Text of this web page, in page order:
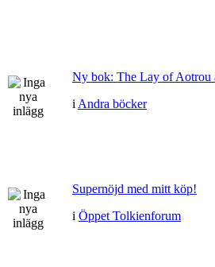
Ny bok: The Lay of Aotrou
i Andra böcker
Supernöjd med mitt köp!
i Öppet Tolkienforum